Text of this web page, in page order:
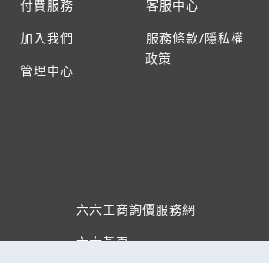
付費服務
加入我們
管理中心
客服中心
服務條款/隱私權
政策
六六工商詢價服務網
六六黃頁